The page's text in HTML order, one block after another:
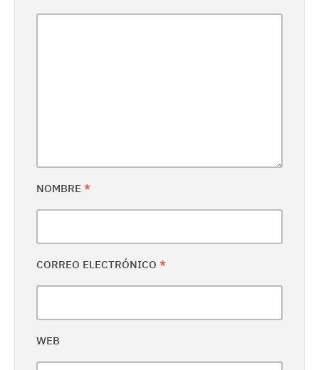
NOMBRE *
CORREO ELECTRÓNICO *
WEB